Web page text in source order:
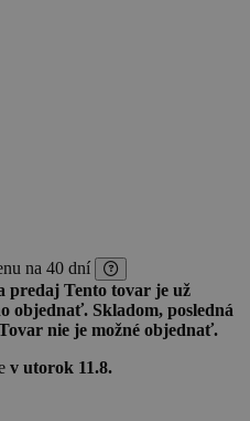
na 40 dní
predaj Tento tovar je už
objednať. Skladom, posledná
nie je možné objednať.
v utorok 11.8.